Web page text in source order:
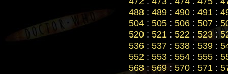
488: 489: 490: 491 :
504 : 505 : 506 : 507 :
520: 521 : 522 : 523:
536: 537: 538: 539:
552 : 553: 554: 555:
568: 569: 570: 571 :